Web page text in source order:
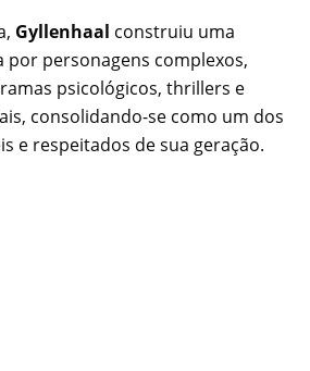
Gyllenhaal construiu uma
personagens complexos,
psicológicos, thrillers e
consolidando-se como um dos
e respeitados de sua geração.